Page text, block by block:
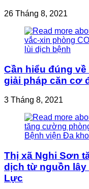
26 Tháng 8, 2021
Cần hiểu đúng về
giải pháp căn cơ
3 Tháng 8, 2021
Thị xã Nghi Sơn
dịch từ nguồn lây
Lực